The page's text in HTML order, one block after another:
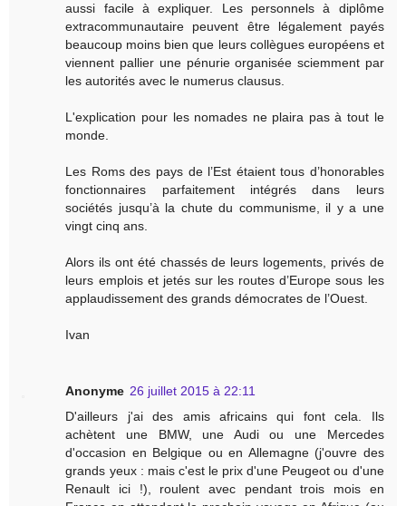
aussi facile à expliquer. Les personnels à diplôme
extracommunautaire peuvent être légalement payés
beaucoup moins bien que leurs collègues européens et
viennent pallier une pénurie organisée sciemment par
les autorités avec le numerus clausus.
L'explication pour les nomades ne plaira pas à tout le
monde.
Les Roms des pays de l’Est étaient tous d’honorables
fonctionnaires parfaitement intégrés dans leurs
sociétés jusqu’à la chute du communisme, il y a une
vingt cinq ans.
Alors ils ont été chassés de leurs logements, privés de
leurs emplois et jetés sur les routes d’Europe sous les
applaudissement des grands démocrates de l’Ouest.
Ivan
Anonyme 26 juillet 2015 à 22:11
D'ailleurs j'ai des amis africains qui font cela. Ils
achètent une BMW, une Audi ou une Mercedes
d'occasion en Belgique ou en Allemagne (j'ouvre des
grands yeux : mais c'est le prix d'une Peugeot ou d'une
Renault ici !), roulent avec pendant trois mois en